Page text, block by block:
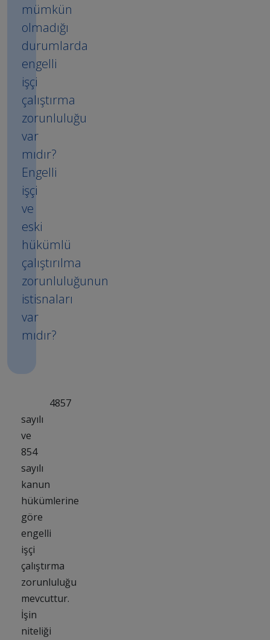
mümkün
olmadığı
durumlarda
engelli
işçi
çalıştırma
zorunluluğu
var
mıdır?
Engelli
işçi
ve
eski
hükümlü
çalıştırılma
zorunluluğunun
istisnaları
var
mıdır?
4857
sayılı
ve
854
sayılı
kanun
hükümlerine
göre
engelli
işçi
çalıştırma
zorunluluğu
mevcuttur.
İşin
niteliği